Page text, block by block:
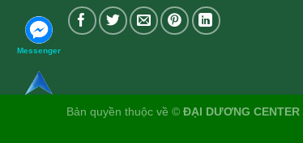
Bản quyền thuộc về © ĐẠI DƯƠNG CENTER
Messenger